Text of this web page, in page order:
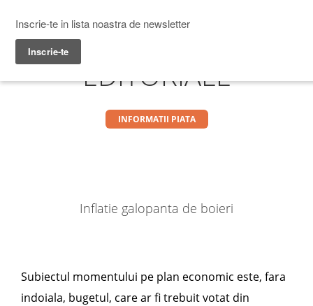
Menu
Prime Transaction
EDITORIALE
INFORMATII PIATA
Inflatie galopanta de boieri
Subiectul momentului pe plan economic este, fara
indoiala, bugetul, care ar fi trebuit votat din